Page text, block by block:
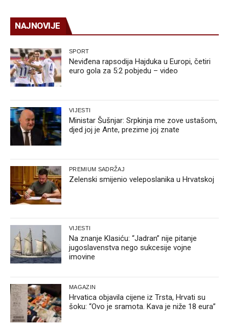
NAJNOVIJE
SPORT
Neviđena rapsodija Hajduka u Europi, četiri
euro gola za 5:2 pobjedu – video
VIJESTI
Ministar Šušnjar: Srpkinja me zove ustašom,
djed joj je Ante, prezime joj znate
PREMIUM SADRŽAJ
Zelenski smijenio veleposlanika u Hrvatskoj
VIJESTI
Na znanje Klasiću: “Jadran” nije pitanje
jugoslavenstva nego sukcesije vojne
imovine
MAGAZIN
Hrvatica objavila cijene iz Trsta, Hrvati su
šoku: “Ovo je sramota. Kava je niže 18 eura”